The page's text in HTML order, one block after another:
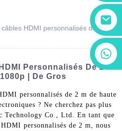
+86 13266180782
+86 18602095014
HDMI personnalisés de 2
Personnalisés De 2 M
| De Gros
personnalisés de 2 m de haute
? Ne cherchez pas plus
Technology Co., Ltd. En tant que
personnalisés de 2 m, nous